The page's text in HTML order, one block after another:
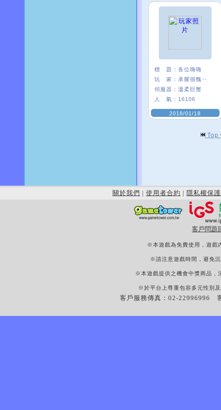
標 題： 各位嗨嗨
玩 家： 承耀很醜‥
伺服器： 溫柔巨蟹
人 氣： 16106
2018/01/18
Top
關於我們 | 使用者合約 | 隱私權保護
客戶問題
※本遊戲為免費使用，遊戲
※請注意遊戲時間，避免
※本遊戲提供之機會中獎商品，
※於平台上尊重包容多元性別
客戶服務傳真：02-22996996